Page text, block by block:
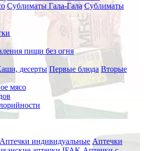
Сублиматы Гала-Гала Сублиматы
пищи без огня
десерты Первые блюда Вторые
мясо
Аптечки индивидуальные Аптечки